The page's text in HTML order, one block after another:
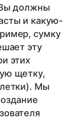
Вы должны
и какую-
сумку
эту
этих
щетку,
Мы